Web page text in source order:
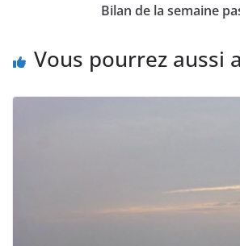
Bilan de la semaine
Vous pourrez aussi